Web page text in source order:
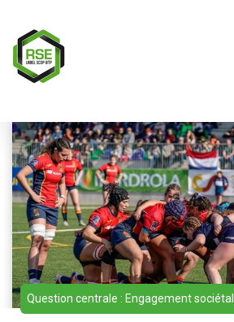
Question centrale : Engagement sociétal